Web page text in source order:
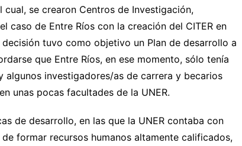
se crearon Centros de Investigación,
caso de Entre Ríos con la creación del CITER en
tuvo como objetivo un Plan de desarrollo a
que Entre Ríos, en ese momento, sólo tenía
algunos investigadores/as de carrera y becarios
unas pocas facultades de la UNER.
de desarrollo, en las que la UNER contaba con
formar recursos humanos altamente calificados,